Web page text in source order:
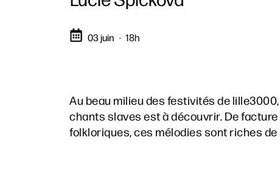
03 juin 18h
Au beau milieu des festivités de
chants slaves est à découvrir. De
folkloriques, ces mélodies sont riches